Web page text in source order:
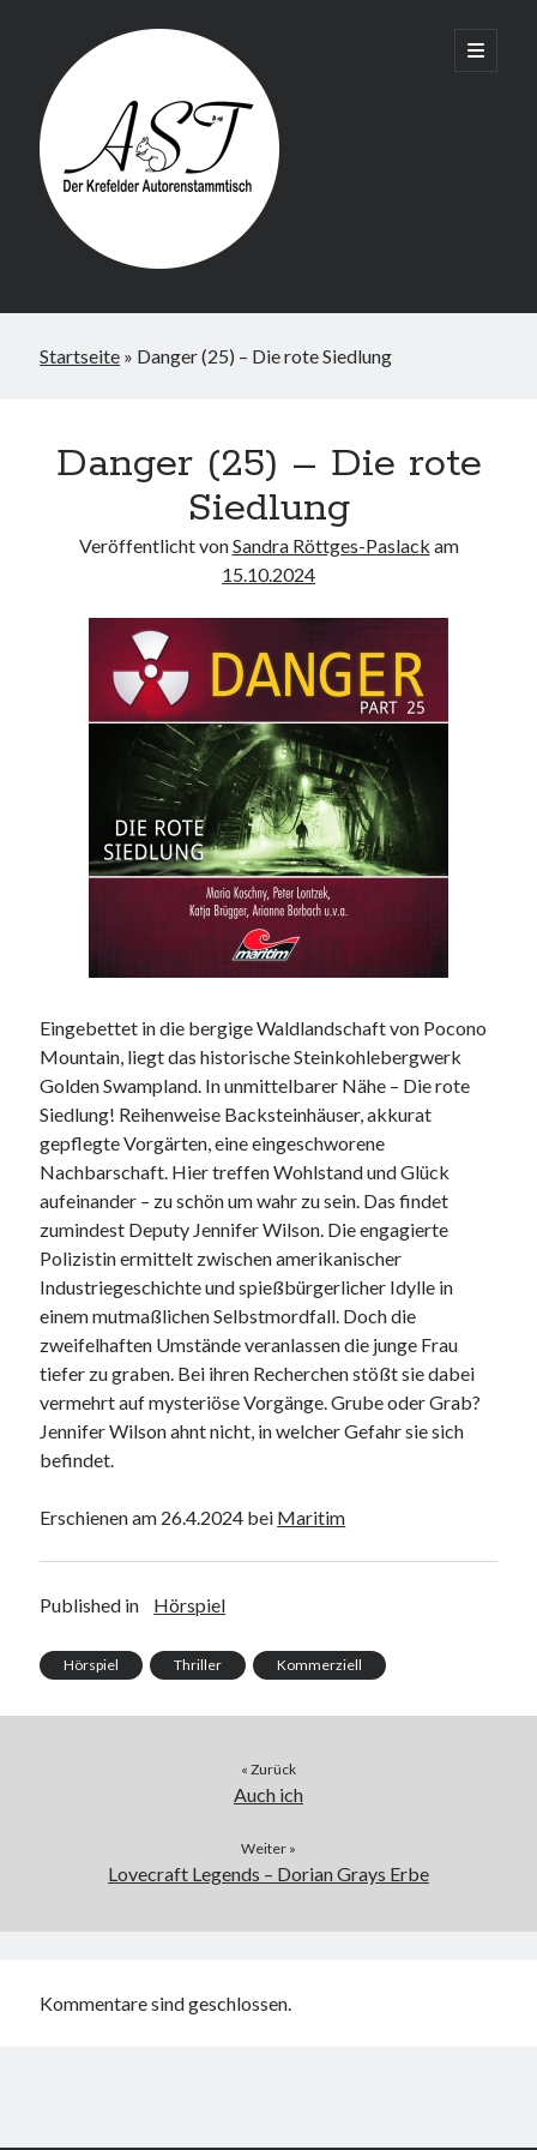
Krefelder
AST
open
primary
Startseite » Danger (25) – Die rote Siedlung
Danger (25) – Die rote
Siedlung
Veröffentlicht vonSandra Röttges-Paslack am
15.10.2024
Eingebettet in die bergige Waldlandschaft von Pocono
Mountain, liegt das historische Steinkohlebergwerk
Golden Swampland. In unmittelbarer Nähe – Die rote
Siedlung! Reihenweise Backsteinhäuser, akkurat
gepflegte Vorgärten, eine eingeschworene
Nachbarschaft. Hier treffen Wohlstand und Glück
aufeinander – zu schön um wahr zu sein. Das findet
zumindest Deputy Jennifer Wilson. Die engagierte
Polizistin ermittelt zwischen amerikanischer
Industriegeschichte und spießbürgerlicher Idylle in
einem mutmaßlichen Selbstmordfall. Doch die
zweifelhaften Umstände veranlassen die junge Frau
tiefer zu graben. Bei ihren Recherchen stößt sie dabei
vermehrt auf mysteriöse Vorgänge. Grube oder Grab?
Jennifer Wilson ahnt nicht, in welcher Gefahr sie sich
befindet.
Erschienen am 26.4.2024 bei Maritim
Published in Hörspiel
Hörspiel Thriller Kommerziell
« Zurück
Auch ich
Weiter »
Lovecraft Legends – Dorian Grays Erbe
Kommentare sind geschlossen.